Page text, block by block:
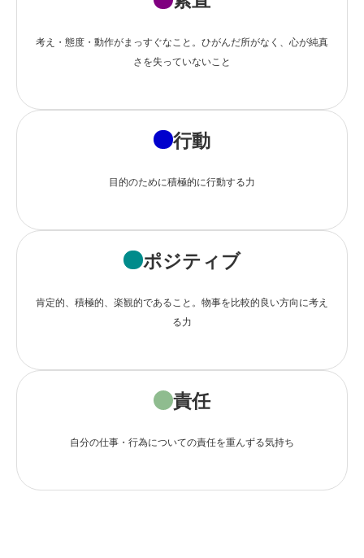
考え・態度・動作がまっすぐなこと。ひがんだ所がなく、心が純真
さを失っていないこと
行動
目的のために積極的に行動する力
ポジティブ
肯定的、積極的、楽観的であること。物事を比較的良い方向に考え
る力
責任
自分の仕事・行為についての責任を重んずる気持ち